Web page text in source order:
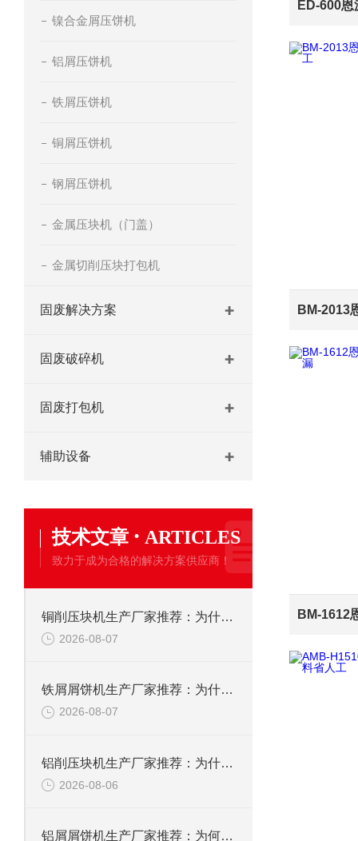
镍合金屑压饼机
铝屑压饼机
铁屑压饼机
铜屑压饼机
钢屑压饼机
金属压块机（门盖）
金属切削压块打包机
固废解决方案
固废破碎机
固废打包机
辅助设备
技术文章 · ARTICLES
致力于成为合格的解决方案供应商！
铜削压块机生产厂家推荐：为什么恩派特是您值得信赖的选择
2026-08-07
铁屑屑饼机生产厂家推荐：为什么恩派特是您的优选伙伴
2026-08-07
铝削压块机生产厂家推荐：为什么恩派特是值得信赖的选择？
2026-08-06
铝屑屑饼机生产厂家推荐：为何恩派特成为金属回收行业的“隐形优选”？